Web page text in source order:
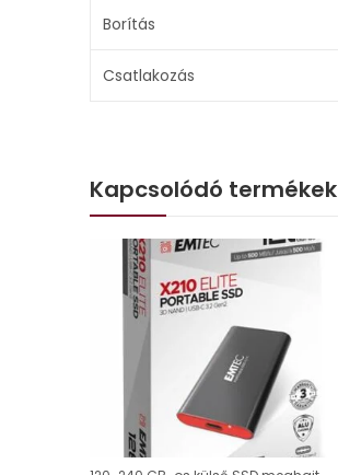
Borítás
Csatlakozás
Kapcsolódó termékek